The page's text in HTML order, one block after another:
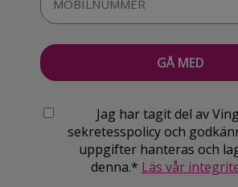
Jag har tagit del av
sekretesspolicy och
uppgifter hanteras och
denna.* Läs vår